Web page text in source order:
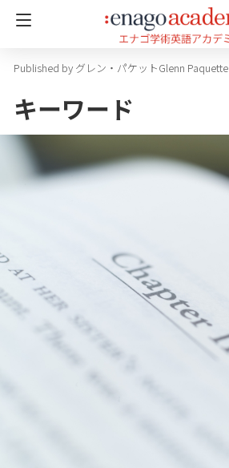
グレン・パケットGlenn Paquette
キーワード